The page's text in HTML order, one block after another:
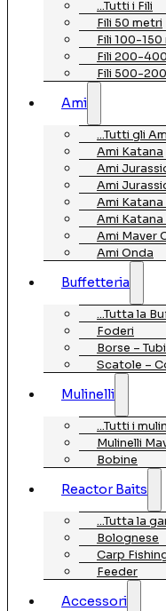
…Tutti i Fili
Fili 50 metri
Fili 100-150
Fili 200-
Fili 500-
Ami
…Tutti gli
Ami Katana
Ami
Ami
Ami Katana
Ami
Ami Maver
Ami Onda
Buffetteria
…Tutta la
Foderi
Borse –
Scatole –
Mulinelli
…Tutti i
Mulinelli
Bobine
Reactor Baits
…Tutta la
Bolognese
Carp
Feeder
Accessori